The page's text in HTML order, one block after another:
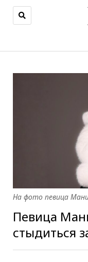
На фото певица
Певица
стыдиться